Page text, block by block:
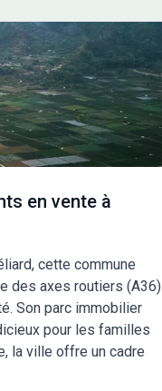
en vente à
cette commune
des axes routiers (A36)
Son parc immobilier
pour les familles
la ville offre un cadre